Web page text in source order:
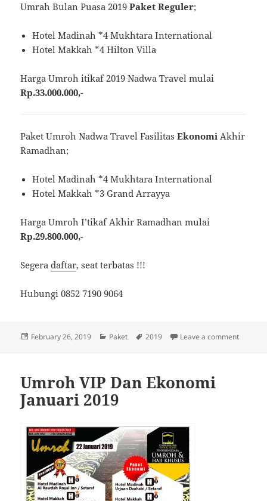
Umrah Bulan Puasa 2019Paket Reguler;
Hotel Madinah *4 Mukhtara International
Hotel Makkah *4 Hilton Villa
Harga Umroh itikaf 2019 Nadwa Travel mulai
Rp.33.000.000,-
Paket Umroh Nadwa Travel FasilitasEkonomi Akhir
Ramadhan;
Hotel Madinah *4 Mukhtara International
Hotel Makkah *3 Grand Arrayya
Harga Umroh I’tikaf Akhir Ramadhan mulai
Rp.29.800.000,-
Segeradaftar, seat terbatas !!!
Hubungi 0852 7190 9064
Posted
February 26, 2019 Categories
Paket Tags
2019 Leave a commenton
Umroh VIP Dan Ekonomi
Januari 2019